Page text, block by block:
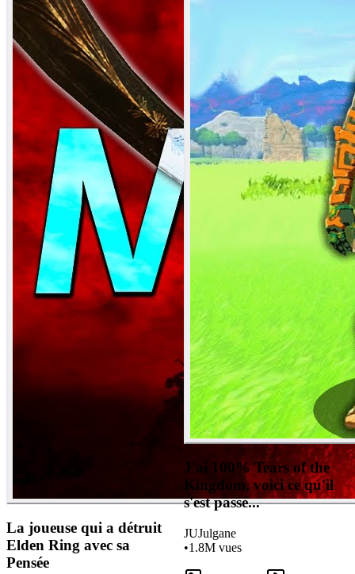
La joueuse qui a détruit
Elden Ring avec sa
Pensée
J'ai 100% Tears of the
Kingdom, voici ce qu'il
s'est passé...
JUJulgane
•1.8M vues